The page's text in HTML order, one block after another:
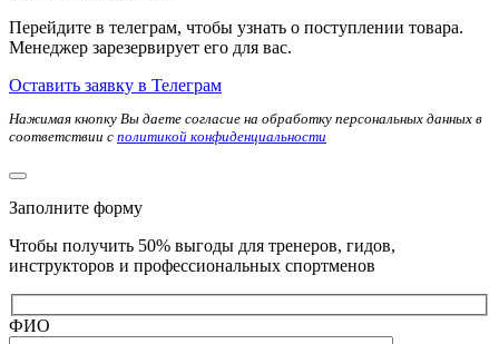
Перейдите в телеграм, чтобы узнать о поступлении товара.
Менеджер зарезервирует его для вас.
Оставить заявку в Телеграм
Нажимая кнопку Вы даете согласие на обработку персональных данных в
соответствии с политикой конфиденциальности
Заполните форму
Чтобы получить 50% выгоды для тренеров, гидов,
инструкторов и профессиональных спортменов
ФИО